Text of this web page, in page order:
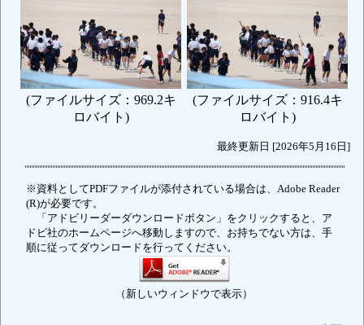
(ファイルサイズ：969.2キ
ロバイト)
(ファイルサイズ：916.4キ
ロバイト)
最終更新日 [2026年5月16日]
※資料としてPDFファイルが添付されている場合は、Adobe Reader
(R)が必要です。
「アドビリーダーダウンロードボタン」をクリックすると、ア
ドビ社のホームページへ移動しますので、お持ちでない方は、手
順に従ってダウンロードを行ってください。
（新しいウィンドウで表示）